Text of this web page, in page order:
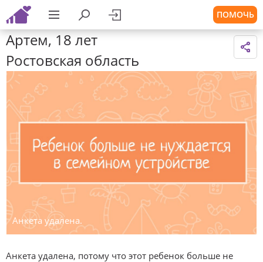
ПОМОЧЬ
Артем, 18 лет
Ростовская область
Анкета удалена.
Анкета удалена, потому что этот ребенок больше не